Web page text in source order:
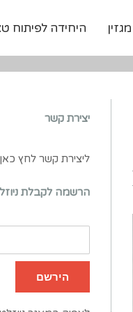
מגזין היחידה לפיתוח
יצירת קשר
ליצירת קשר לחץ
הרשמה לקבלת
כתובת
שלך
הירשם